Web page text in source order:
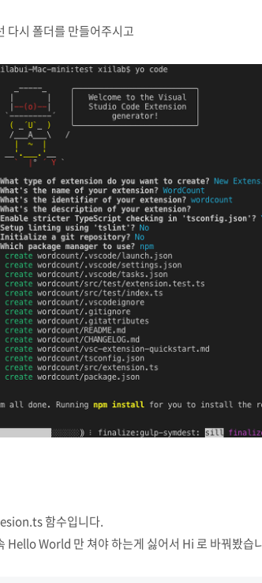
다시 폴더를 만들어주시고
함수입니다.
Hello World 만 쳐야 하는게 싫어서 Hi 로 바꿔봤습